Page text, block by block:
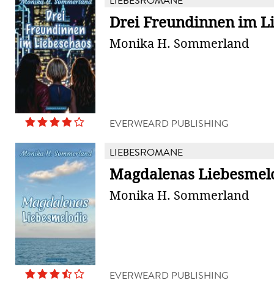
Drei Freundinnen im
Monika H. Sommerland
EVERWEARD PUBLISHING
LIEBESROMANE
Magdalenas
Monika H. Sommerland
EVERWEARD PUBLISHING